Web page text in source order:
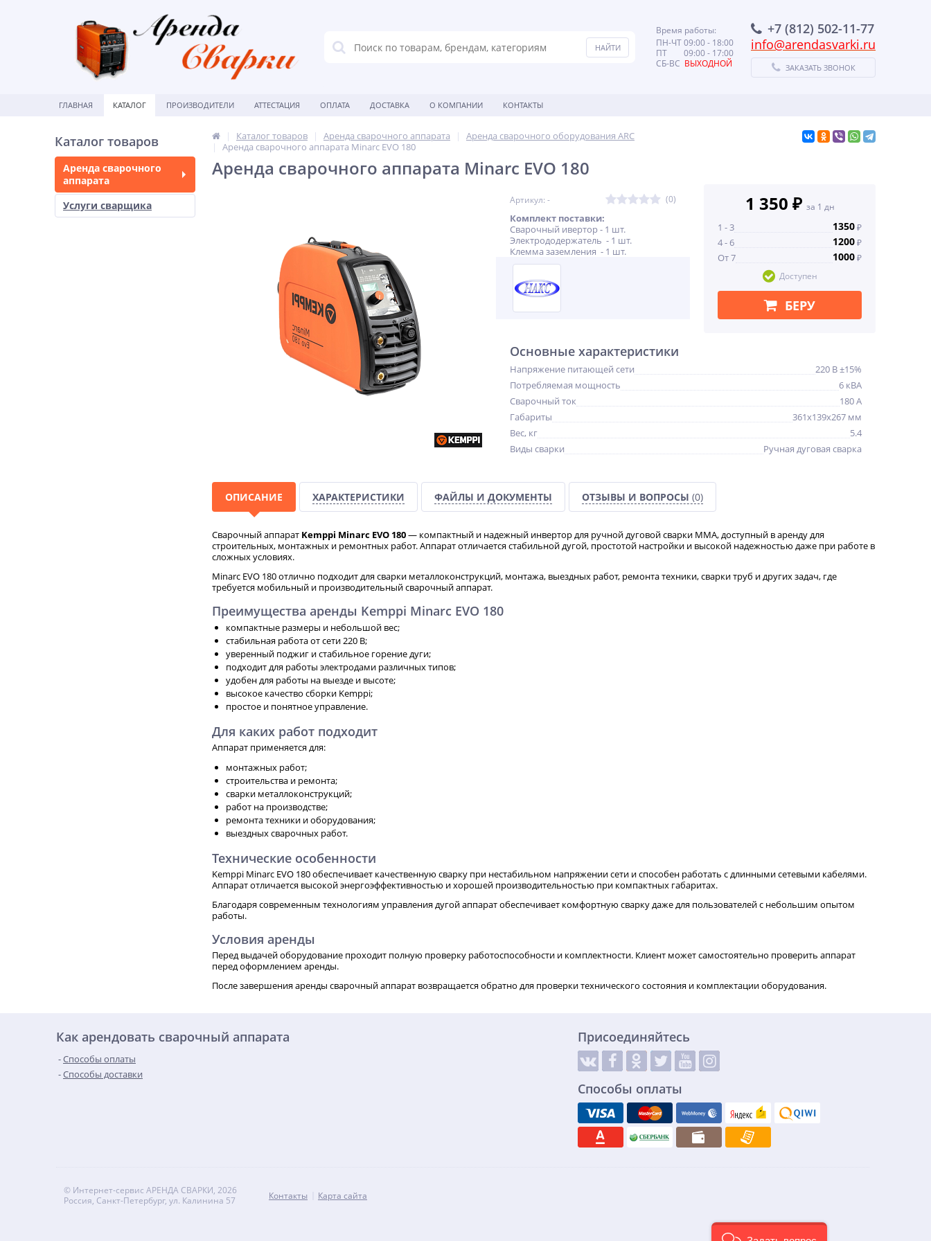
Время работы:
ПН-ЧТ 09:00 - 18:00
ПТ 09:00 - 17:00
СБ-ВС ВЫХОДНОЙ
+7 (812) 502-11-77
info@arendasvarki.ru
ЗАКАЗАТЬ ЗВОНОК
ГЛАВНАЯ КАТАЛОГ ПРОИЗВОДИТЕЛИ АТТЕСТАЦИЯ ОПЛАТА ДОСТАВКА О КОМПАНИИ КОНТАКТЫ
Каталог товаров
Аренда сварочного
аппарата
Услуги сварщика
Каталог товаров Аренда сварочного аппарата
Аренда сварочного оборудования ARC
Аренда сварочного аппарата Minarc EVO 180
Аренда сварочного аппарата Minarc EVO 180
Артикул: - (0)
Комплект поставки:
Cварочный ивертор - 1 шт.
Электрододержатель - 1 шт.
Клемма заземления - 1 шт.
1 350 ₽ за 1 дн
1 - 3 1350₽
4 - 6 1200₽
От 7 1000₽
Доступен
БЕРУ
Основные характеристики
Напряжение питающей сети
220 В ±15%
Потребляемая мощность
6 кВА
Сварочный ток
180 А
Габариты
361x139x267 мм
Вес, кг
5.4
Виды сварки
Ручная дуговая сварка
ОПИСАНИЕ ХАРАКТЕРИСТИКИ ФАЙЛЫ И ДОКУМЕНТЫ ОТЗЫВЫ И ВОПРОСЫ (0)
Сварочный аппарат Kemppi Minarc EVO 180— компактный и надежный инвертор для ручной дуговой сварки MMA, доступный в аренду для
строительных, монтажных и ремонтных работ. Аппарат отличается стабильной дугой, простотой настройки и высокой надежностью даже при работе в
сложных условиях.
Minarc EVO 180 отлично подходит для сварки металлоконструкций, монтажа, выездных работ, ремонта техники, сварки труб и других задач, где
требуется мобильный и производительный сварочный аппарат.
Преимущества аренды Kemppi Minarc EVO 180
компактные размеры и небольшой вес;
стабильная работа от сети 220 В;
уверенный поджиг и стабильное горение дуги;
подходит для работы электродами различных типов;
удобен для работы на выезде и высоте;
высокое качество сборки Kemppi;
простое и понятное управление.
Для каких работ подходит
Аппарат применяется для:
монтажных работ;
строительства и ремонта;
сварки металлоконструкций;
работ на производстве;
ремонта техники и оборудования;
выездных сварочных работ.
Технические особенности
Kemppi Minarc EVO 180 обеспечивает качественную сварку при нестабильном напряжении сети и способен работать с длинными сетевыми кабелями.
Аппарат отличается высокой энергоэффективностью и хорошей производительностью при компактных габаритах.
Благодаря современным технологиям управления дугой аппарат обеспечивает комфортную сварку даже для пользователей с небольшим опытом
работы.
Условия аренды
Перед выдачей оборудование проходит полную проверку работоспособности и комплектности. Клиент может самостоятельно проверить аппарат
перед оформлением аренды.
После завершения аренды сварочный аппарат возвращается обратно для проверки технического состояния и комплектации оборудования.
Как арендовать сварочный аппарата
Способы оплаты
Способы доставки
Присоединяйтесь
Способы оплаты
© Интернет-сервис АРЕНДА СВАРКИ, 2026
Россия, Санкт-Петербург, ул. Калинина 57
Контакты Карта сайта